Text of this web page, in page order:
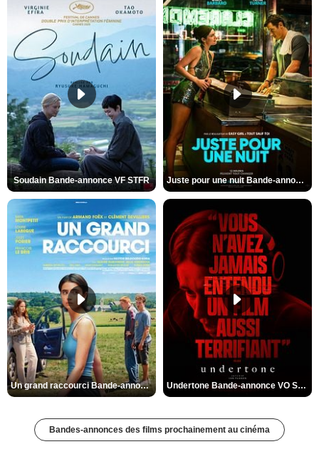
Soudain Bande-annonce VF STFR Juste pour une nuit Bande-annonce VO STFR
Un grand raccourci Bande-annonce VF Undertone Bande-annonce VO STFR
Bandes-annonces des films prochainement au cinéma